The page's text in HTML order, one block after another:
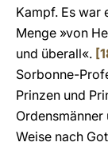
Kampf. Es war
Menge »von
und überall«.
Sorbonne-
Prinzen und
Weise nach